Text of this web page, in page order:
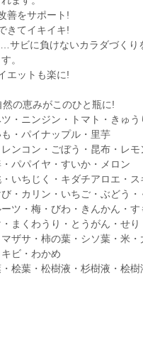
善をサポート!
きてイキイキ!
サビに負けないカラダづくり
。
エットも楽に!
の恵みがこのひと瓶に!
・ニンジン・トマト・きゅう
・パイナップル・里芋
レンコン・ごぼう・昆布・レ
パパイヤ・すいか・メロン
・いちじく・キダチアロエ・ス
・カリン・いちご・ぶどう・
ーツ・梅・びわ・きんかん・
まくわうり・とうがん・せり
マザサ・柿の葉・シソ葉・米
ビ・わかめ
・桧葉・松樹液・杉樹液・桧樹